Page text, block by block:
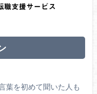
葉を初めて聞いた人も